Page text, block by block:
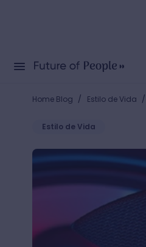
Home Blog / Estilo de Vida /
Estilo de Vida
Conoce cómo